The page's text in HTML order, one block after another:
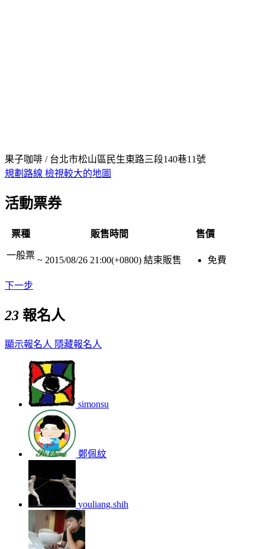
果子咖啡 / 台北市松山區民生東路三段140巷11號
規劃路線 檢視較大的地圖
活動票券
票種 販售時間 售價
一般票 ~ 2015/08/26 21:00(+0800) 結束販售 免費
下一步
23 報名人
顯示報名人 隱藏報名人
simonsu
鄭佩紋
youliang.shih